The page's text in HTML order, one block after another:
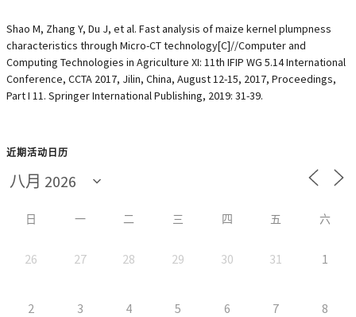
Shao M, Zhang Y, Du J, et al. Fast analysis of maize kernel plumpness
characteristics through Micro-CT technology[C]//Computer and
Computing Technologies in Agriculture XI: 11th IFIP WG 5.14 International
Conference, CCTA 2017, Jilin, China, August 12-15, 2017, Proceedings,
Part I 11. Springer International Publishing, 2019: 31-39.
近期活动日历
日 一 二 三 四 五 六
26 27 28 29 30 31 1
2 3 4 5 6 7 8